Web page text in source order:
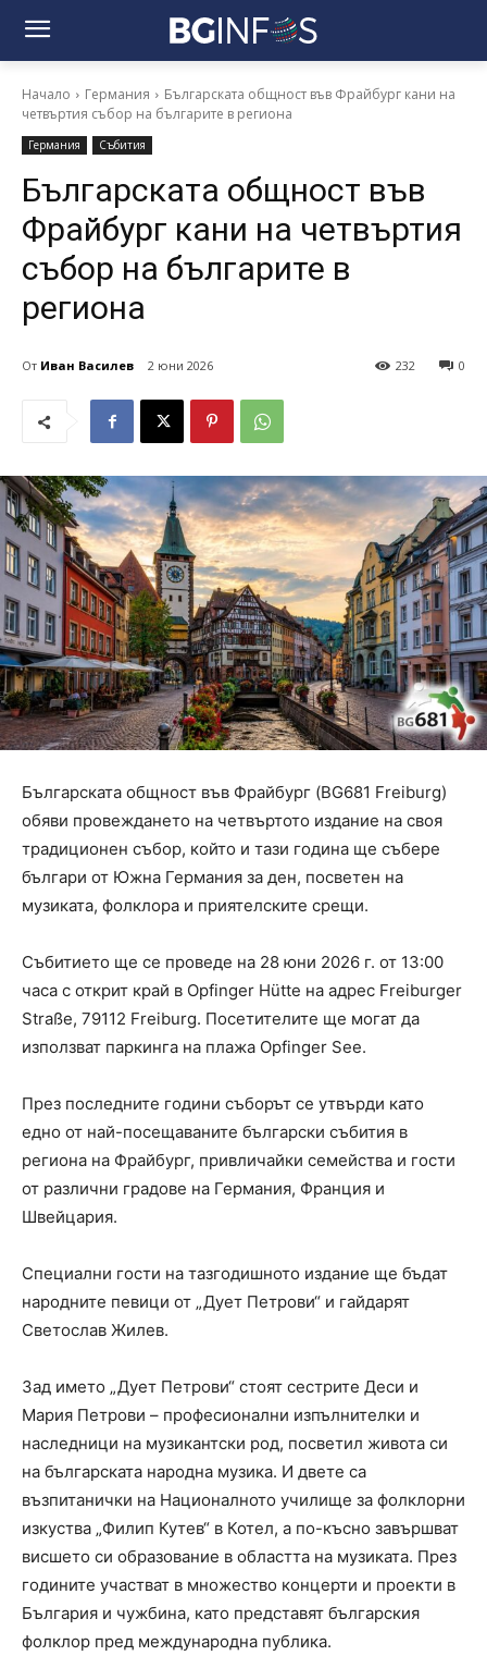
Начало Германия
Българската общност във Фрайбург кани на
четвъртия събор на българите в региона
Германия Събития
Българската общност във
Фрайбург кани на четвъртия
събор на българите в
региона
От Иван Василев 2 юни 2026 0
232
Българската общност във Фрайбург (BG681 Freiburg)
обяви провеждането на четвъртото издание на своя
традиционен събор, който и тази година ще събере
българи от Южна Германия за ден, посветен на
музиката, фолклора и приятелските срещи.
Събитието ще се проведе на 28 юни 2026 г. от 13:00
часа с открит край в Opfinger Hütte на адрес Freiburger
Straße, 79112 Freiburg. Посетителите ще могат да
използват паркинга на плажа Opfinger See.
През последните години съборът се утвърди като
едно от най-посещаваните български събития в
региона на Фрайбург, привличайки семейства и гости
от различни градове на Германия, Франция и
Швейцария.
Специални гости на тазгодишното издание ще бъдат
народните певици от „Дует Петрови“ и гайдарят
Светослав Жилев.
Зад името „Дует Петрови“ стоят сестрите Деси и
Мария Петрови – професионални изпълнителки и
наследници на музикантски род, посветил живота си
на българската народна музика. И двете са
възпитанички на Националното училище за фолклорни
изкуства „Филип Кутев“ в Котел, а по-късно завършват
висшето си образование в областта на музиката. През
годините участват в множество концерти и проекти в
България и чужбина, като представят българския
фолклор пред международна публика.